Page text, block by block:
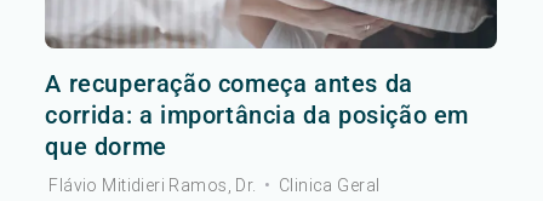
A recuperação começa antes da
corrida: a importância da posição em
que dorme
Flávio Mitidieri Ramos, Dr. • Clinica Geral